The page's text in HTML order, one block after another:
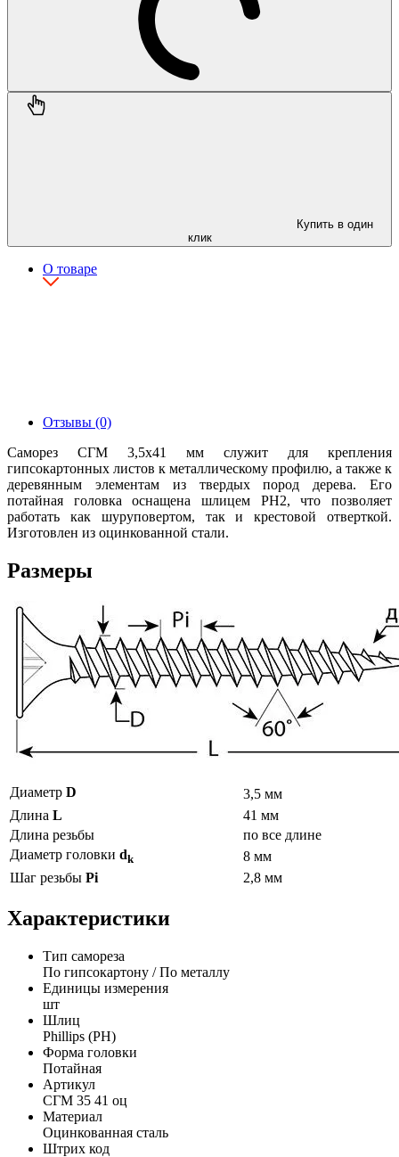
Купить в один
клик
О товаре
Отзывы (0)
Саморез СГМ 3,5х41 мм служит для крепления
гипсокартонных листов к металлическому профилю, а также к
деревянным элементам из твердых пород дерева. Его
потайная головка оснащена шлицем PH2, что позволяет
работать как шуруповертом, так и крестовой отверткой.
Изготовлен из оцинкованной стали.
Размеры
Диаметр D
3,5 мм
Длина L
41 мм
Длина резьбы
по все длине
Диаметр головки dk
8 мм
Шаг резьбы Pi 2,8 мм
Характеристики
Тип самореза
По гипсокартону / По металлу
Единицы измерения
шт
Шлиц
Phillips (PH)
Форма головки
Потайная
Артикул
СГМ 35 41 оц
Материал
Оцинкованная сталь
Штрих код